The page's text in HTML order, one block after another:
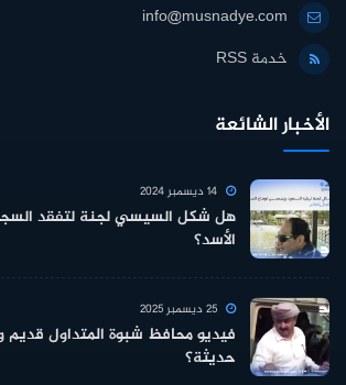
info@musnadye.com
خدمة RSS
الأخبار الشائعة
هل شكل السيسي لجنة لتفقد
الأسد؟
فيديو محافظ شبوة المتداول قديم
حديثة؟